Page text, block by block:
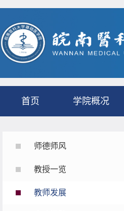
首页 学院概况
师德师风
教授一览
教师发展